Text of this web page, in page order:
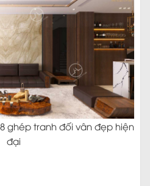
ghép tranh đối vân đẹp hiện
đại